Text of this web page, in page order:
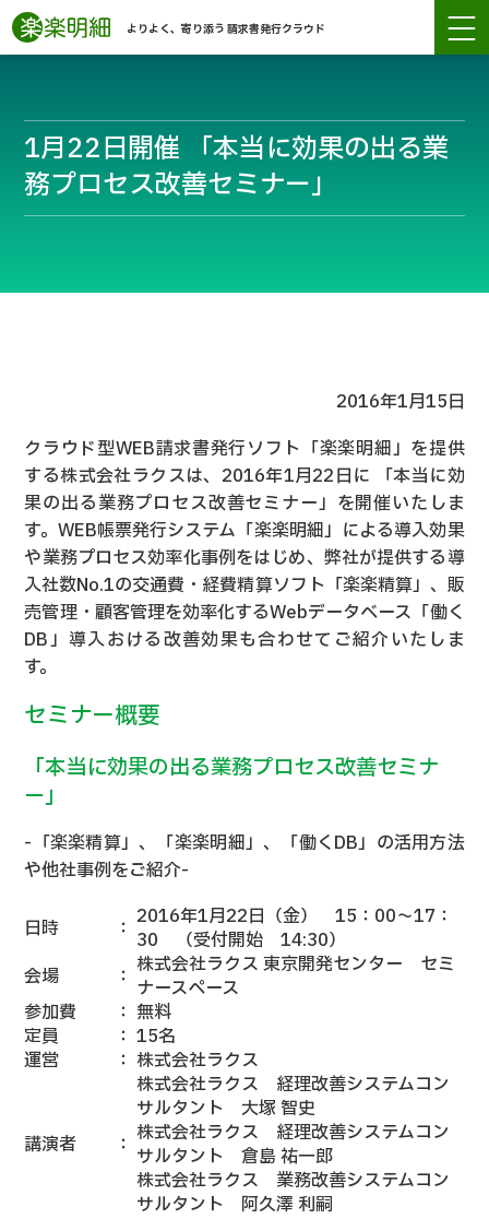
よりよく、寄り添う 請求書発行クラウド
1月22日開催 「本当に効果の出る業
務プロセス改善セミナー」
2016年1月15日
クラウド型WEB請求書発行ソフト「楽楽明細」を提供
する株式会社ラクスは、2016年1月22日に 「本当に効
果の出る業務プロセス改善セミナー」を開催いたしま
す。WEB帳票発行システム「楽楽明細」による導入効果
や業務プロセス効率化事例をはじめ、弊社が提供する導
入社数No.1の交通費・経費精算ソフト「楽楽精算」、販
売管理・顧客管理を効率化するWebデータベース「働く
DB」導入おける改善効果も合わせてご紹介いたしま
す。
セミナー概要
「本当に効果の出る業務プロセス改善セミナ
ー」
-「楽楽精算」、「楽楽明細」、「働くDB」の活用方法
や他社事例をご紹介-
日時 ： 2016年1月22日（金） 15：00～17：
30 （受付開始 14:30）
会場
： 株式会社ラクス 東京開発センター セミ
ナースペース
参加費
： 無料
定員
：15名
運営
：株式会社ラクス
講演者 ：
株式会社ラクス 経理改善システムコン
サルタント 大塚 智史
株式会社ラクス 経理改善システムコン
サルタント 倉島 祐一郎
株式会社ラクス 業務改善システムコン
サルタント 阿久澤 利嗣